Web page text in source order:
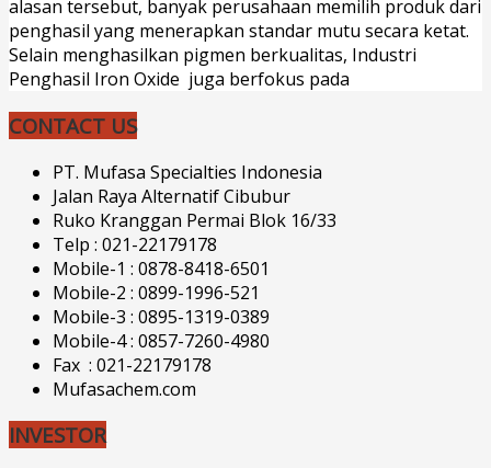
alasan tersebut, banyak perusahaan memilih produk dari
penghasil yang menerapkan standar mutu secara ketat.
Selain menghasilkan pigmen berkualitas, Industri
Penghasil Iron Oxide juga berfokus pada
CONTACT US
PT. Mufasa Specialties Indonesia
Jalan Raya Alternatif Cibubur
Ruko Kranggan Permai Blok 16/33
Telp : 021-22179178
Mobile-1 : 0878-8418-6501
Mobile-2 : 0899-1996-521
Mobile-3 : 0895-1319-0389
Mobile-4 : 0857-7260-4980
Fax : 021-22179178
Mufasachem.com
INVESTOR